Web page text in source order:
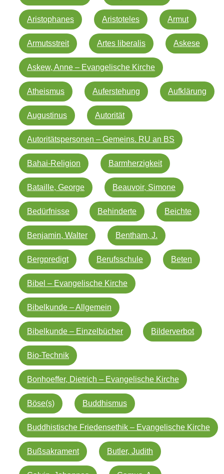
Aristophanes Aristoteles Armut
Armutsstreit Artes liberalis Askese
Askew, Anne – Evangelische Kirche
Atheismus Auferstehung Aufklärung
Augustinus Autorität
Autoritätspersonen – Gemeins. RU an BS
Bahai-Religion Barmherzigkeit
Bataille, George Beauvoir, Simone
Bedürfnisse Behinderte Beichte
Benjamin, Walter Bentham, J.
Bergpredigt Berufsschule Beten
Bibel – Evangelische Kirche
Bibelkunde – Allgemein
Bibelkunde – Einzelbücher Bilderverbot
Bio-Technik
Bonhoeffer, Dietrich – Evangelische Kirche
Böse(s) Buddhismus
Buddhistische Friedensethik – Evangelische Kirche
Bußsakrament Butler, Judith